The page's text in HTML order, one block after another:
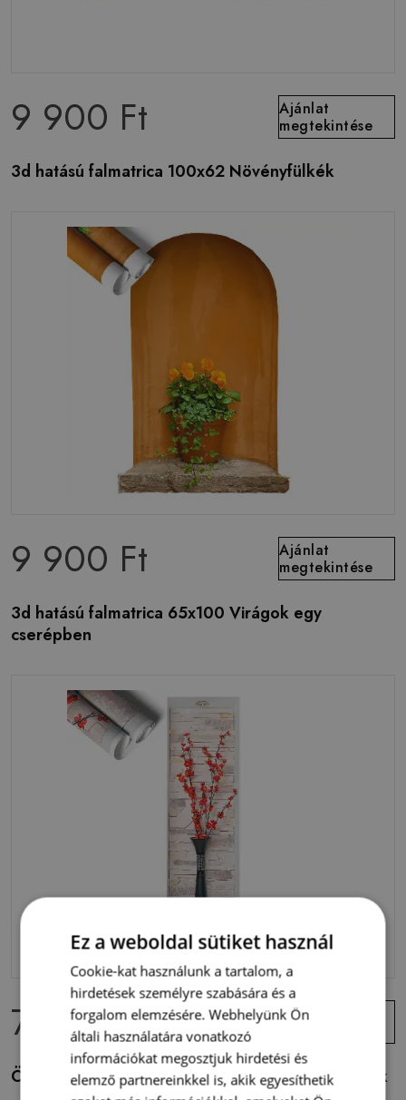
9 900 Ft
Ajánlat
megtekintése
3d hatású falmatrica 100x62 Növényfülkék
9 900 Ft
Ajánlat
megtekintése
3d hatású falmatrica 65x100 Virágok egy
cserépben
7 900 Ft
Ajánlat
Öntapadós 3d falmatrica 23x80 Virágok és kövek
Ez a weboldal sütiket használ
Cookie-kat használunk a tartalom, a
hirdetések személyre szabására és a
forgalom elemzésére. Webhelyünk Ön
általi használatára vonatkozó
információkat megosztjuk hirdetési és
elemző partnereinkkel is, akik egyesíthetik